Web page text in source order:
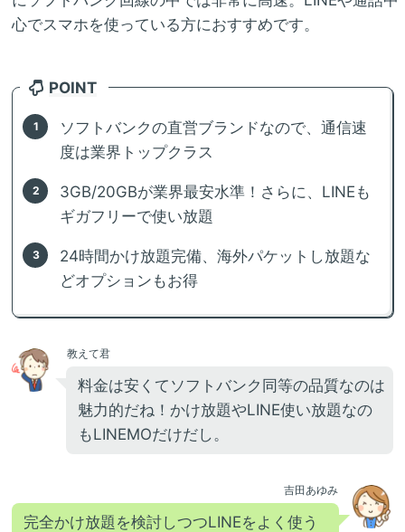
心でスマホを使っている方におすすめです。
POINT
ソフトバンクの直営ブランドなので、通信速
度は業界トップクラス
3GB/20GBが業界最安水準！さらに、LINEも
ギガフリーで使い放題
24時間かけ放題完備、海外パケットし放題な
どオプションもお得
教えて君
料金は安くてソフトバンク同等の品質なのは
魅力的だね！かけ放題やLINE使い放題なの
もLINEMOだけだし。
吉田あゆみ
完全かけ放題を検討しつつLINEをよく使う